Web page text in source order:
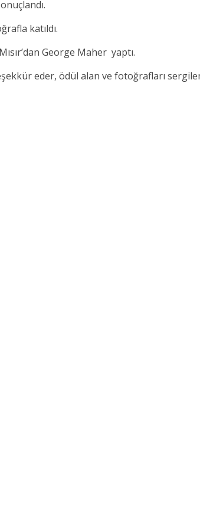
katıldı.
George Maher yaptı.
eder, ödül alan ve fotoğrafları